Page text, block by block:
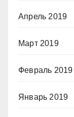
Апрель 2019
Март 2019
Февраль 2019
Январь 2019